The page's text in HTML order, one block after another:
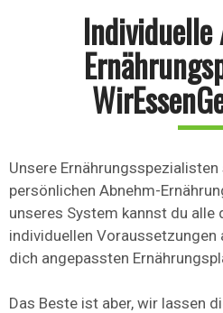
Individuelle
Unsere
persönlichen Abnehm-
unseres System kannst du alle
individuellen Voraussetzungen
dich angepassten
Das Beste ist aber, wir lassen